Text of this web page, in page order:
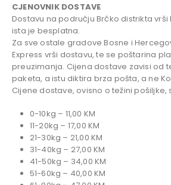
CJENOVNIK DOSTAVE
Dostavu na području Brčko distrikta vrši
ista je besplatna.
Za sve ostale gradove Bosne i
Express vrši dostavu, te se poštarina
preuzimanja. Cijena dostave zavisi od
paketa, a istu diktira brza pošta, a ne
Cijene dostave, ovisno o težini pošiljke,
0-10kg – 11,00 KM
11-20kg – 17,00 KM
21-30kg – 21,00 KM
31-40kg – 27,00 KM
41-50kg – 34,00 KM
51-60kg – 40,00 KM